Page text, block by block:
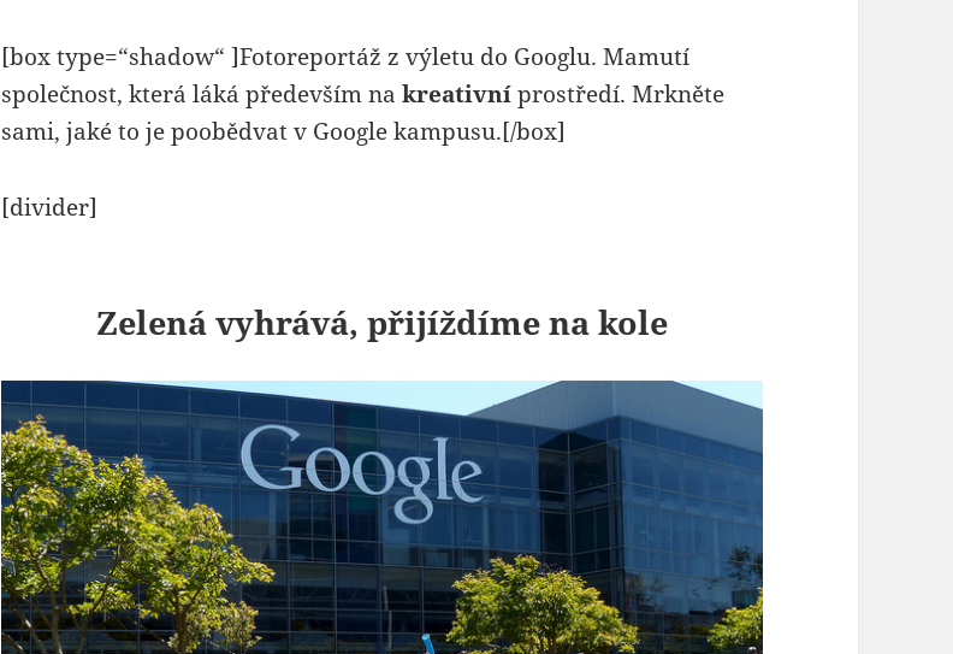
[box type=“shadow“ ]Fotoreportáž z výletu do Googlu. Mamutí
společnost, která láká především nakreativníprostředí. Mrkněte
sami, jaké to je poobědvat v Google kampusu.[/box]
[divider]
Zelená vyhrává, přijíždíme na kole